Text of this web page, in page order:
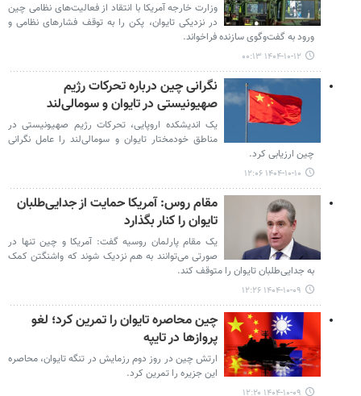
وزارت خارجه آمریکا با انتقاد از فعالیت‌های نظامی چین
در نزدیکی تایوان، پکن را به توقف فشارهای نظامی و
ورود به گفت‌وگوی سازنده فراخواند.
۱۴۰۴-۱۰-۱۲ ۰۰:۱۳
نگرانی چین درباره تحرکات رژیم
صهیونیستی در تایوان و سومالی‌لند
یک اندیشکده اروپایی، تحرکات رژیم صهیونیستی در
مناطق خودمختار تایوان و سومالی‌لند را عامل نگرانی
چین ارزیابی کرد.
۱۴۰۴-۱۰-۱۰ ۱۲:۰۶
مقام روس: آمریکا حمایت از جدایی‌طلبان
تایوان را کنار بگذارد
یک مقام پارلمان روسیه گفت: آمریکا و چین تنها در
صورتی می‌توانند به هم نزدیک شوند که واشنگتن کمک
به جدایی‌طلبان تایوان را متوقف کند.
۱۴۰۴-۱۰-۰۹ ۱۲:۲۶
چین محاصره تایوان را تمرین کرد؛ لغو
پروازها در تایپه
ارتش چین در روز دوم رزمایش در تنگه تایوان، محاصره
این جزیره را تمرین کرد.
۱۴۰۴-۱۰-۰۹ ۱۲:۲۰